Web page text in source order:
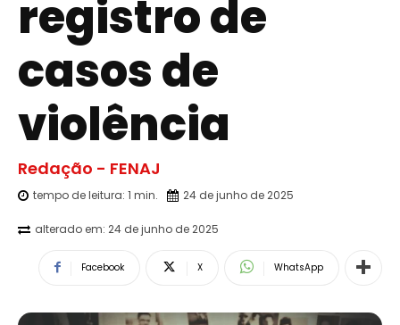
registro de
casos de
violência
Redação - FENAJ
tempo de leitura: 1 min. 24 de junho de 2025
alterado em: 24 de junho de 2025
Facebook X WhatsApp